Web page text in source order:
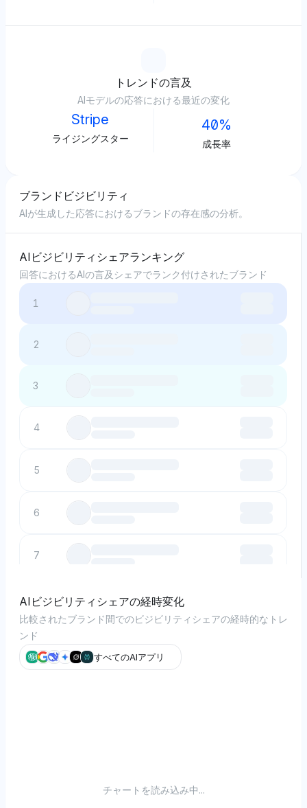
トレンドの言及
AIモデルの応答における最近の変化
Stripe
ライジングスター
40%
成長率
ブランドビジビリティ
AIが生成した応答におけるブランドの存在感の分析。
AIビジビリティシェアランキング
回答におけるAIの言及シェアでランク付けされたブランド
1
2
3
4
5
6
7
8
9
AIビジビリティシェアの経時変化
比較されたブランド間でのビジビリティシェアの経時的なトレ
ンド
すべてのAIアプリ
チャートを読み込み中...